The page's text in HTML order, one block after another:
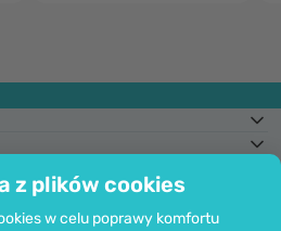
z plików cookies
w celu poprawy komfortu